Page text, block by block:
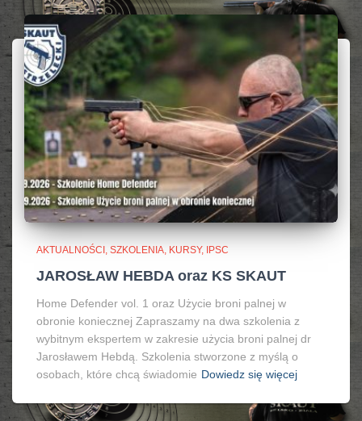
AKTUALNOŚCI, SZKOLENIA, KURSY, IPSC
JAROSŁAW HEBDA oraz KS SKAUT
Home Defender vol. 1 oraz Użycie broni palnej w
obronie koniecznej Zapraszamy na dwa szkolenia z
wybitnym ekspertem w zakresie użycia broni palnej dr
Jarosławem Hebdą. Szkolenia stworzone z myślą o
osobach, które chcą świadomie Dowiedz się więcej